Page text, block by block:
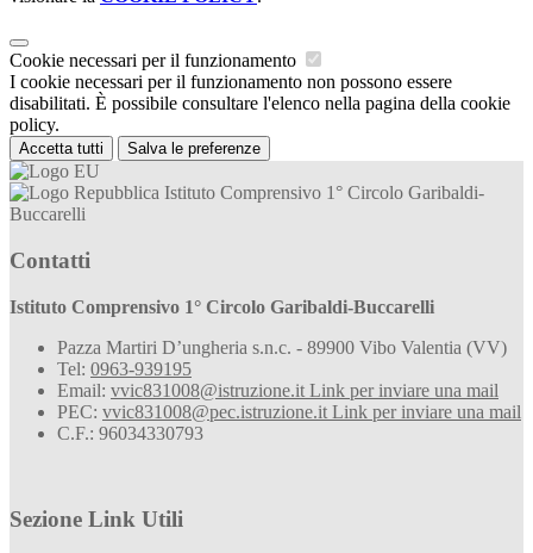
Cookie necessari per il funzionamento
I cookie necessari per il funzionamento non possono essere
disabilitati. È possibile consultare l'elenco nella pagina della cookie
policy.
Accetta tutti Salva le preferenze
Istituto Comprensivo 1° Circolo Garibaldi-
Buccarelli
Contatti
Istituto Comprensivo 1° Circolo Garibaldi-Buccarelli
Pazza Martiri D’ungheria s.n.c. - 89900 Vibo Valentia (VV)
Tel: 0963-939195
Email: vvic831008@istruzione.it Link per inviare una mail
PEC: vvic831008@pec.istruzione.it Link per inviare una mail
C.F.: 96034330793
Sezione Link Utili